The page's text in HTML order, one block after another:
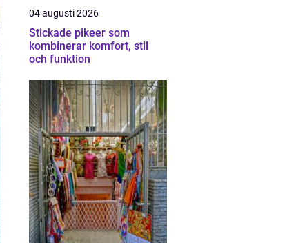
04 augusti 2026
Stickade pikeer som
kombinerar komfort, stil
och funktion